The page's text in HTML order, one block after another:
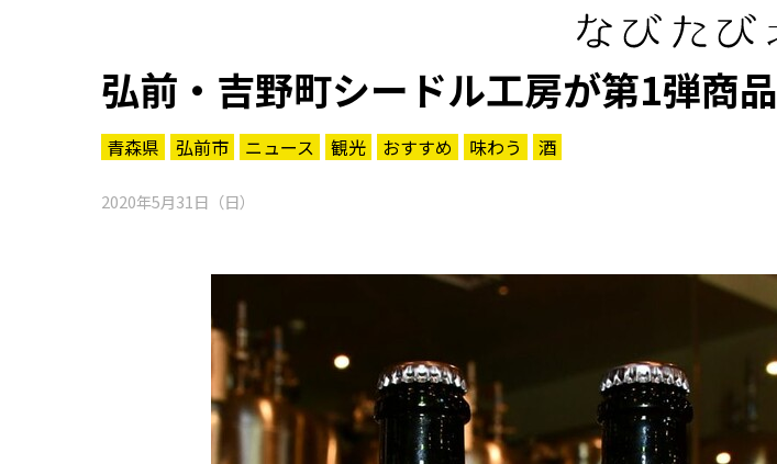
弘前・吉野町シードル工房が第1弾商品
青森県 弘前市 ニュース 観光 おすすめ 味わう 酒
2020年5月31日（日）